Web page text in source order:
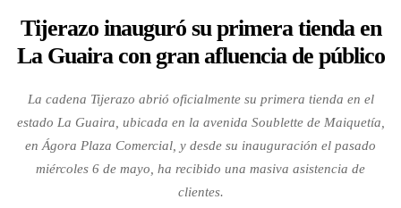
Tijerazo inauguró su primera tienda en
La Guaira con gran afluencia de público
La cadena Tijerazo abrió oficialmente su primera tienda en el
estado La Guaira, ubicada en la avenida Soublette de Maiquetía,
en Ágora Plaza Comercial, y desde su inauguración el pasado
miércoles 6 de mayo, ha recibido una masiva asistencia de
clientes.